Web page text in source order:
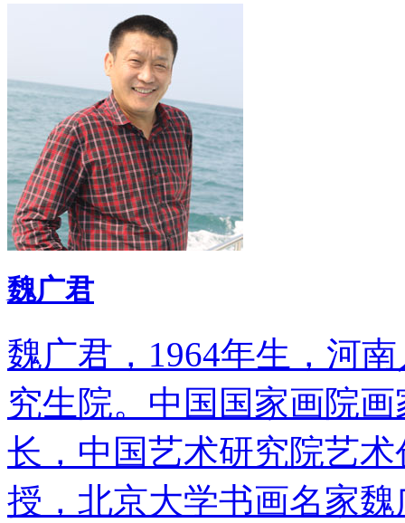
魏广君
魏广君，1964年生，河
究生院。中国国家画院
长，中国艺术研究院艺
授，北京大学书画名家